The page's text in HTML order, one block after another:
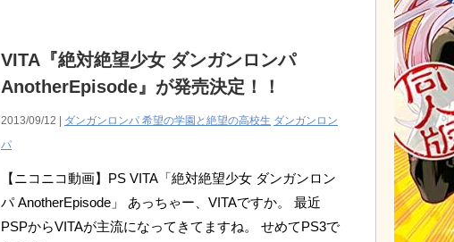
VITA『絶対絶望少女 ダンガンロンパ
AnotherEpisode』が発売決定！！
2013/09/12 | ダンガンロンパ 希望の学園と絶望の高校生 ダンガンロン
パ
【ニコニコ動画】PS VITA「絶対絶望少女 ダンガンロン
パ AnotherEpisode」 あっちゃー、VITAですか。 最近
PSPからVITAが主流になってきてますね。 せめてPS3で